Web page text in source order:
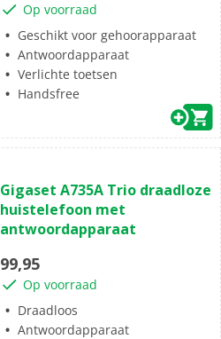
beoordeling
Op voorraad
Geschikt voor gehoorapparaat
Antwoordapparaat
Verlichte toetsen
Handsfree
van
de
5
Gigaset A735A Trio draadloze
huistelefoon met
antwoordapparaat
99,95
Op voorraad
Draadloos
Antwoordapparaat